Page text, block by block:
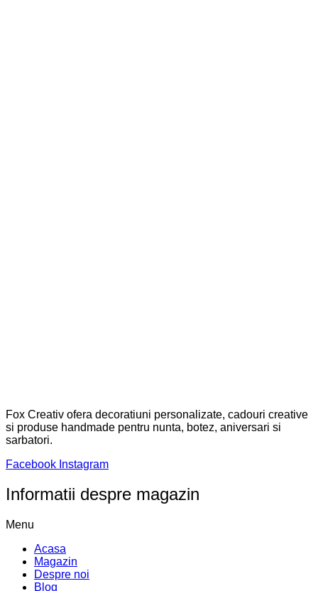
Fox Creativ ofera decoratiuni personalizate, cadouri creative
si produse handmade pentru nunta, botez, aniversari si
sarbatori.
Facebook Instagram
Informatii despre magazin
Menu
Acasa
Magazin
Despre noi
Blog